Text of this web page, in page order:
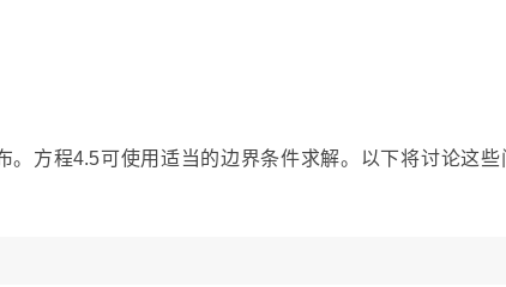
方程4.5可使用适当的边界条件求解。以下将讨论这些